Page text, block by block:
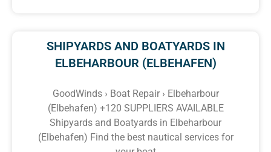
SHIPYARDS AND BOATYARDS IN
ELBEHARBOUR (ELBEHAFEN)
GoodWinds › Boat Repair › Elbeharbour
(Elbehafen) +120 SUPPLIERS AVAILABLE
Shipyards and Boatyards in Elbeharbour
(Elbehafen) Find the best nautical services for